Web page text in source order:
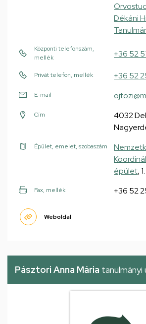
Dékáni
Központi telefonszám,
mellék
+36 52
Privát telefon, mellék +36 52
E-mail
Cím
4032
Épület, emelet, szobaszám
épület,
Fax, mellék +36 52
Weboldal
Pásztori Anna Mária